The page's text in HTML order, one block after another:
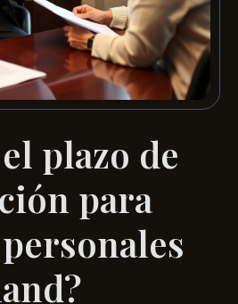
plazo de
para